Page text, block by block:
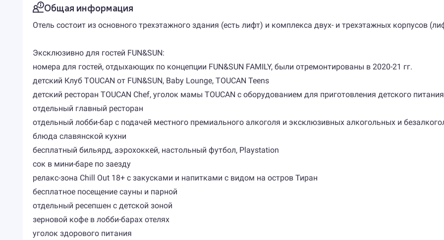
Общая информация
Отель состоит из основного трехэтажного здания (есть лифт) и комплекса двух- и трехэтажных корпусов
Эксклюзивно для гостей FUN&SUN:
номера для гостей, отдыхающих по концепции FUN&SUN FAMILY, были отремонтированы в 2020-21 гг.
детский Клуб TOUCAN от FUN&SUN, Baby Lounge, TOUCAN Teens
детский ресторан TOUCAN Chef, уголок мамы TOUCAN с оборудованием для приготовления детского питания
отдельный главный ресторан
отдельный лобби-бар c подачей местного премиального алкоголя и эксклюзивных алкогольных и
блюда славянской кухни
бесплатный бильярд, аэрохоккей, настольный футбол, Playstation
сок в мини-баре по заезду
релакс-зона Chill Out 18+ с закусками и напитками с видом на остров Тиран
бесплатное посещение сауны и парной
отдельный ресепшен с детской зоной
зерновой кофе в лобби-барах отелях
уголок здорового питания